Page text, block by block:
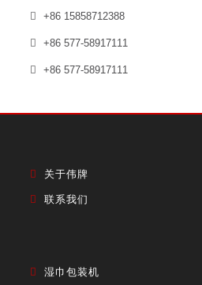
+86 15858712388
+86 577-58917111
+86 577-58917111
关于伟牌
联系我们
湿巾包装机